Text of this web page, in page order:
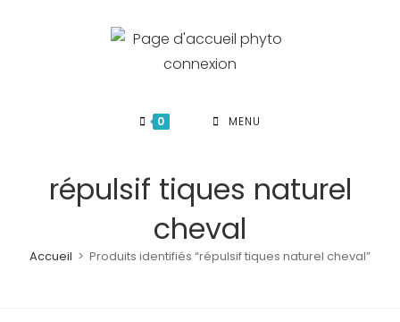
0 MENU
répulsif tiques naturel
cheval
Accueil > Produits identifiés “répulsif tiques naturel cheval”